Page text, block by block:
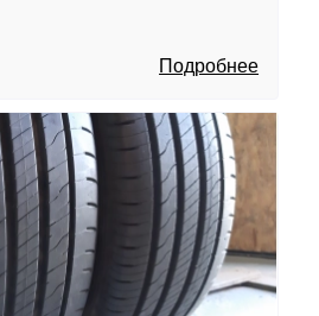
Подробнее